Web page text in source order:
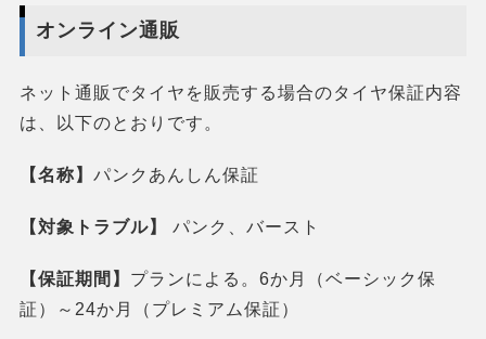
オンライン通販
ネット通販でタイヤを販売する場合のタイヤ保証内容
は、以下のとおりです。
【名称】 パンクあんしん保証
【対象トラブル】 パンク、バースト
【保証期間】 プランによる。6か月（ベーシック保
証）～24か月（プレミアム保証）